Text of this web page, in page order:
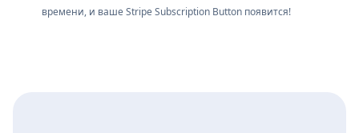
времени, и ваше Stripe Subscription Button появится!